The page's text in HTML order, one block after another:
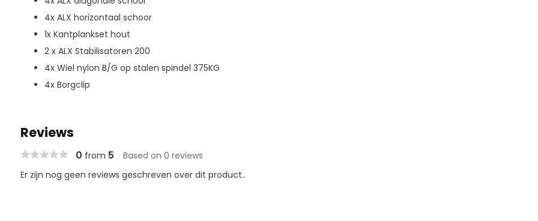
4x ALX horizontaal schoor
1x Kantplankset hout
2 x ALX Stabilisatoren 200
4x Wiel nylon B/G op stalen spindel 375KG
4x Borgclip
Reviews
0 from 5 Based on 0 reviews
Er zijn nog geen reviews geschreven over dit product..